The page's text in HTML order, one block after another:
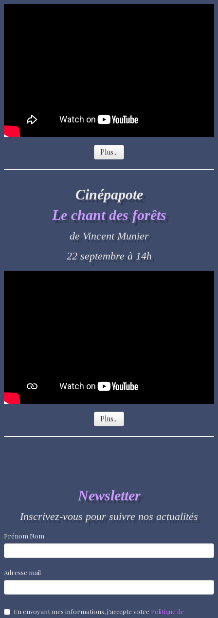
Plus...
Cinépapote
Le chant des forêts
de Vincent Munier
22 septembre à 14h
Plus...
Newsletter
Inscrivez-vous pour suivre nos actualités
Prénom Nom
Adresse mail
En envoyant mes informations, j'accepte votre Politique de